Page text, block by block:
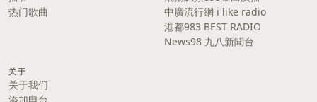
热门歌曲
中廣流行網 i like radio
港都983 BEST RADIO
News98 九八新聞台
关于
关于我们